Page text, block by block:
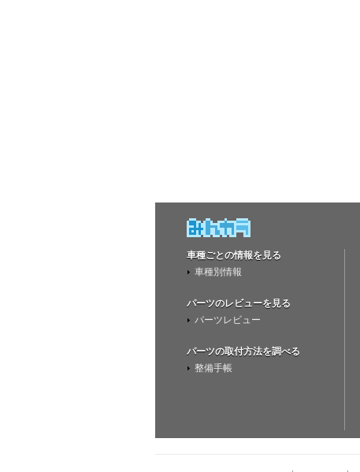
車種ごとの情報を見る
車種別情報
パーツのレビューを見る
パーツレビュー
パーツの取付方法を調べる
整備手帳